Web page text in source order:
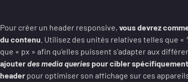
Pour créer un header responsive, vous devrez
du contenu . Utilisez des unités relatives telles que
que « px » afin qu’elles puissent s’adapter aux
ajouterdes media queries pour cibler
header pour optimiser son affichage sur ces